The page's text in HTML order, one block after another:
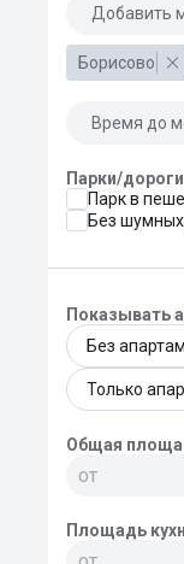
Добавить
Борисово
Время до
Парки/дороги
Парк в
Без
Показывать
Без
Только
Общая
Площадь